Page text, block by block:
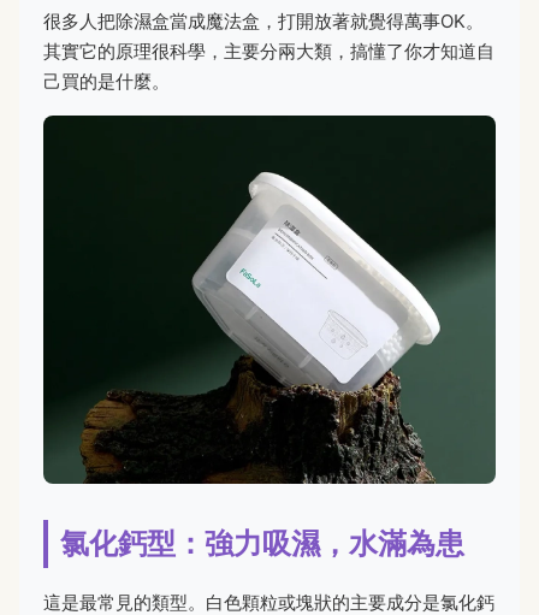
很多人把除濕盒當成魔法盒，打開放著就覺得萬事OK。
其實它的原理很科學，主要分兩大類，搞懂了你才知道自
己買的是什麼。
氯化鈣型：強力吸濕，水滿為患
這是最常見的類型。白色顆粒或塊狀的主要成分是氯化鈣